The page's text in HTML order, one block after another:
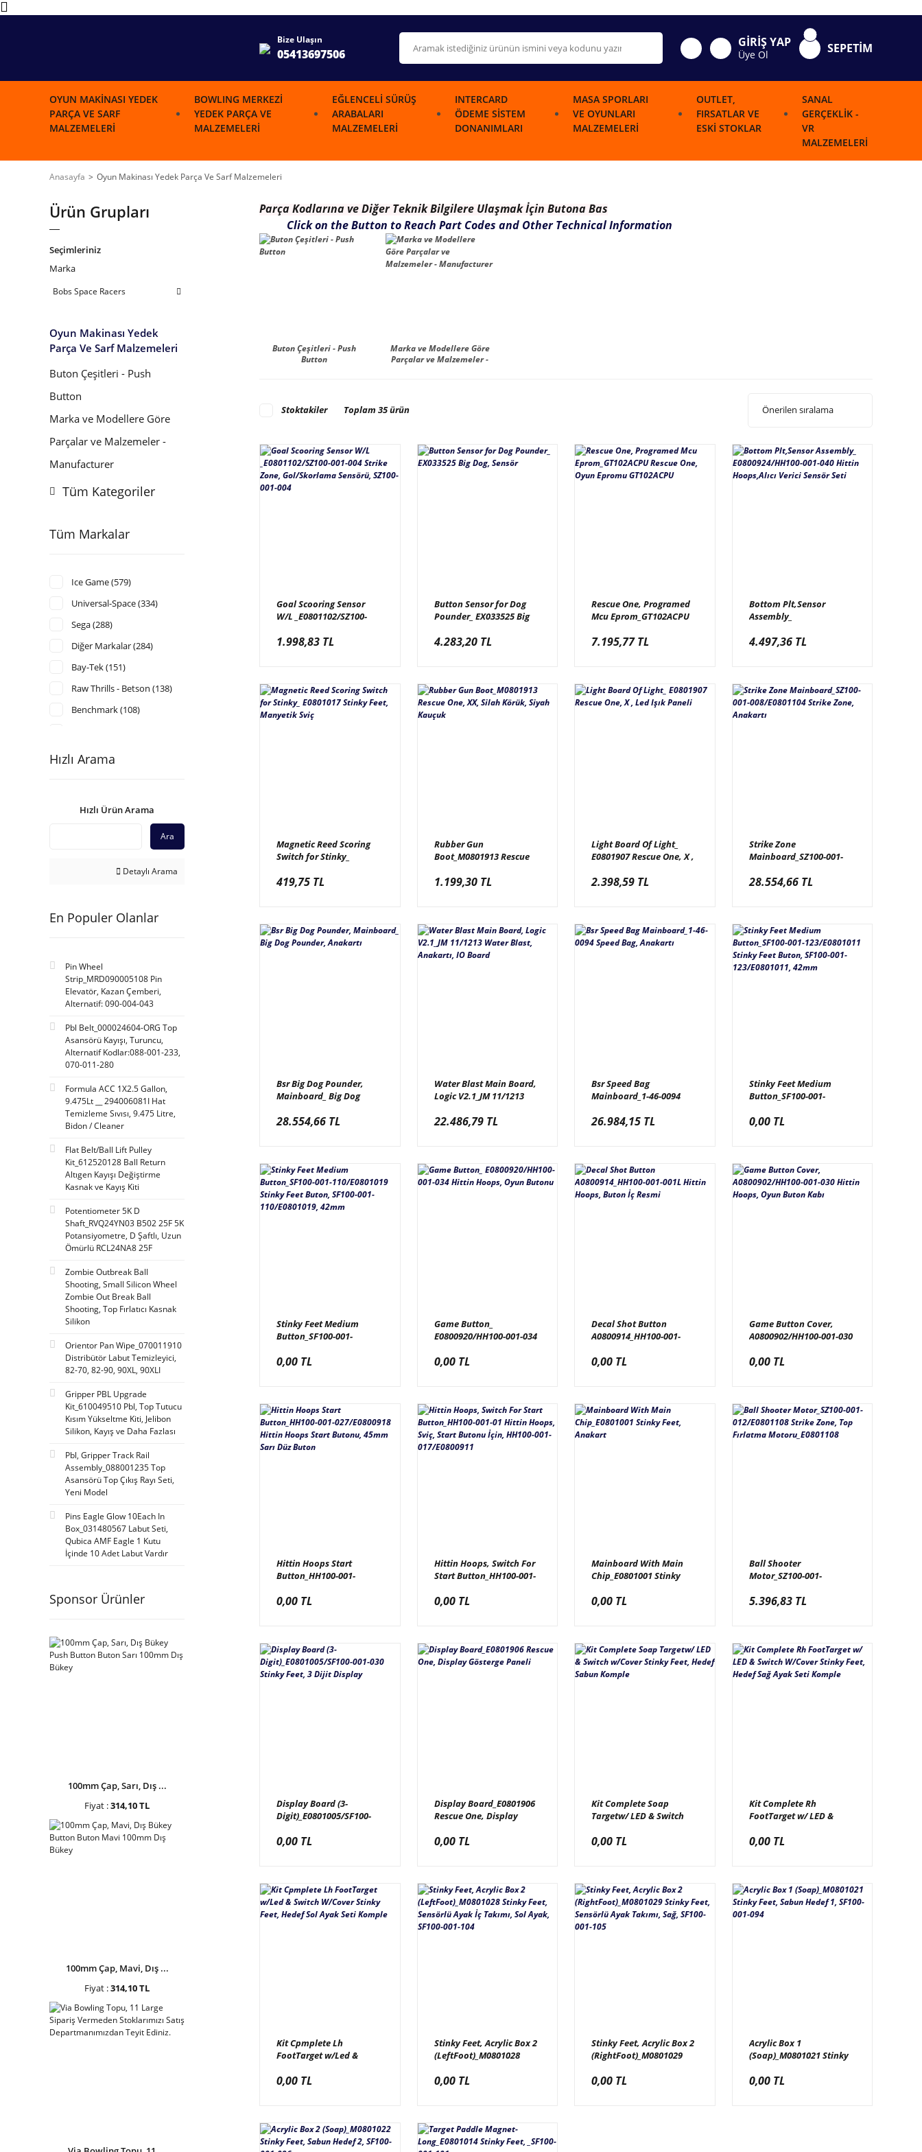
Bize Ulaşın
05413697506
GİRİŞ YAP
Üye Ol SEPETİM
OYUN MAKINASI YEDEK
PARÇA VE SARF
MALZEMELERI
BOWLING MERKEZI
YEDEK PARÇA VE
MALZEMELERI
EĞLENCELI SÜRÜŞ
ARABALARI
MALZEMELERI
INTERCARD
ÖDEME SISTEM
DONANIMLARI
MASA SPORLARI
VE OYUNLARI
MALZEMELERI
OUTLET,
FIRSATLAR VE
ESKI STOKLAR
SANAL
GERÇEKLIK -
VR
MALZEMELERI
Anasayfa Oyun Makinası Yedek Parça Ve Sarf Malzemeleri
Ürün Grupları
Seçimleriniz
Marka
Bobs Space Racers
Oyun Makinası Yedek
Parça Ve Sarf Malzemeleri
Buton Çeşitleri - Push
Button
Marka ve Modellere Göre
Parçalar ve Malzemeler -
Manufacturer
Tüm Kategoriler
Tüm Markalar
Ice Game (579)
Universal-Space (334)
Sega (288)
Diğer Markalar (284)
Bay-Tek (151)
Raw Thrills - Betson (138)
Benchmark (108)
China (66)
Adrenaline Amusement
Andamiro (52)
M-Sky (46)
Bobs Space Racers (35)
Feiloli (35)
Flying Animation (29)
Jennison Games (29)
Max Game (28)
Sam Leisure (25)
Saint-Fun (20)
Taiwan (20)
Meridyen (17)
Yda Games (17)
Mean Well (15)
Epark (13)
Kalkomat (12)
Team Play (11)
Coastal Amusement (10)
Nitto Fun (9)
Italy (8)
Cogan (7)
Hp (5)
Korea (5)
Elmac (3)
Qubica AMF (3)
Suzo Happ (2)
Hua Tai Bai Shun (1)
IE Park (1)
Hızlı Arama
Hızlı Ürün Arama
Ara
Detaylı Arama
En Populer Olanlar
Pin Wheel
Strip_MRD090005108 Pin
Elevatör, Kazan Çemberi,
Alternatif: 090-004-043
Pbl Belt_000024604-ORG Top
Asansörü Kayışı, Turuncu,
Alternatif Kodlar:088-001-233,
070-011-280
Formula ACC 1X2.5 Gallon,
9.475Lt __ 294006081I Hat
Temizleme Sıvısı, 9.475 Litre,
Bidon / Cleaner
Flat Belt/Ball Lift Pulley
Kit_612520128 Ball Return
Altıgen Kayışı Değiştirme
Kasnak ve Kayış Kiti
Potentiometer 5K D
Shaft_RVQ24YN03 B502 25F 5K
Potansiyometre, D Şaftlı, Uzun
Ömürlü RCL24NA8 25F
Zombie Outbreak Ball
Shooting, Small Silicon Wheel
Zombie Out Break Ball
Shooting, Top Fırlatıcı Kasnak
Silikon
Orientor Pan Wipe_070011910
Distribütör Labut Temizleyici,
82-70, 82-90, 90XL, 90XLI
Gripper PBL Upgrade
Kit_610049510 Pbl, Top Tutucu
Kısım Yükseltme Kiti, Jelibon
Silikon, Kayış ve Daha Fazlası
Pbl, Gripper Track Rail
Assembly_088001235 Top
Asansörü Top Çıkış Rayı Seti,
Yeni Model
Pins Eagle Glow 10Each In
Box_031480567 Labut Seti,
Qubica AMF Eagle 1 Kutu
İçinde 10 Adet Labut Vardır
Sponsor Ürünler
100mm Çap, Sarı, Dış ...
Fiyat :314,10 TL
100mm Çap, Mavi, Dış ...
Fiyat :314,10 TL
Parça Kodlarına ve Diğer Teknik Bilgilere Ulaşmak İçin Butona Bas
Click on the Button to Reach Part Codes and Other Technical Information
Buton Çeşitleri - Push
Button
Marka ve Modellere Göre
Parçalar ve Malzemeler -
Stoktakiler Toplam 35 ürün
Goal Scooring Sensor
W/L _E0801102/SZ100-
Gol/Skorlama Sensörü,
1.998,83 TL
Button Sensor for Dog
Pounder_ EX033525 Big
4.283,20 TL
Rescue One, Programed
Mcu Eprom_GT102ACPU
Epromu GT102ACPU
7.195,77 TL
Bottom Plt,Sensor
Assembly_
Hittin Hoops,Alıcı Verici
4.497,36 TL
Magnetic Reed Scoring
Switch for Stinky_
Manyetik Sviç
419,75 TL
Rubber Gun
Boot_M0801913 Rescue
Siyah Kauçuk
1.199,30 TL
Light Board Of Light_
E0801907 Rescue One, X ,
2.398,59 TL
Strike Zone
Mainboard_SZ100-001-
Zone, Anakartı
28.554,66 TL
Bsr Big Dog Pounder,
Mainboard_ Big Dog
28.554,66 TL
Water Blast Main Board,
Logic V2.1_JM 11/1213
Board
22.486,79 TL
Bsr Speed Bag
Mainboard_1-46-0094
26.984,15 TL
Stinky Feet Medium
Button_SF100-001-
Buton, SF100-001-
0,00 TL
Stinky Feet Medium
Button_SF100-001-
Buton, SF100-001-
0,00 TL
Game Button_
E0800920/HH100-001-034
Butonu
0,00 TL
Decal Shot Button
A0800914_HH100-001-
İç Resmi
0,00 TL
Game Button Cover,
A0800902/HH100-001-030
Buton Kabı
0,00 TL
Hittin Hoops Start
Button_HH100-001-
Hoops Start Butonu,
0,00 TL
Hittin Hoops, Switch For
Start Button_HH100-001-
Start Butonu İçin, HH100-
0,00 TL
Mainboard With Main
Chip_E0801001 Stinky
0,00 TL
Ball Shooter
Motor_SZ100-001-
Zone, Top Fırlatma
5.396,83 TL
Display Board (3-
Digit)_E0801005/SF100-
Dijit Display
0,00 TL
Display Board_E0801906
Rescue One, Display
0,00 TL
Kit Complete Soap
Targetw/ LED & Switch
Hedef Sabun Komple
0,00 TL
Kit Complete Rh
FootTarget w/ LED &
Feet, Hedef Sağ Ayak Seti
0,00 TL
Kit Cpmplete Lh
FootTarget w/Led &
Feet, Hedef Sol Ayak Seti
0,00 TL
Stinky Feet, Acrylic Box 2
(LeftFoot)_M0801028
Ayak İç Takımı, Sol Ayak,
0,00 TL
Stinky Feet, Acrylic Box 2
(RightFoot)_M0801029
Ayak Takımı, Sağ, SF100-
0,00 TL
Acrylic Box 1
(Soap)_M0801021 Stinky
SF100-001-094
0,00 TL